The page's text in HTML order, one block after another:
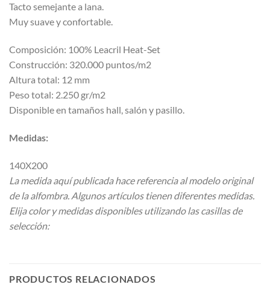
Tacto semejante a lana.
Muy suave y confortable.
Composición: 100% Leacril Heat-Set
Construcción: 320.000 puntos/m2
Altura total: 12 mm
Peso total: 2.250 gr/m2
Disponible en tamaños hall, salón y pasillo.
Medidas:
140X200
La medida aquí publicada hace referencia al modelo original
de la alfombra. Algunos artículos tienen diferentes medidas.
Elija color y medidas disponibles utilizando las casillas de
selección:
PRODUCTOS RELACIONADOS